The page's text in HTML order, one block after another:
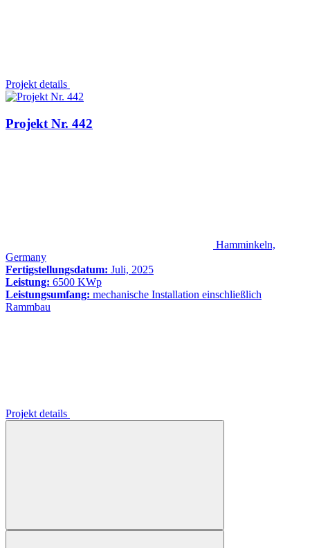
Projekt details
Projekt Nr. 442
Hamminkeln,
Germany
Fertigstellungsdatum: Juli, 2025
Leistung: 6500 KWp
Leistungsumfang: mechanische Installation einschließlich
Rammbau
Projekt details